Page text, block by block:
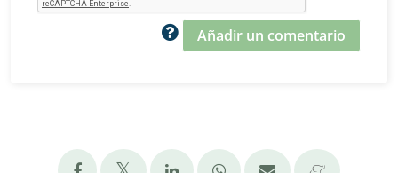
Añadir un comentario